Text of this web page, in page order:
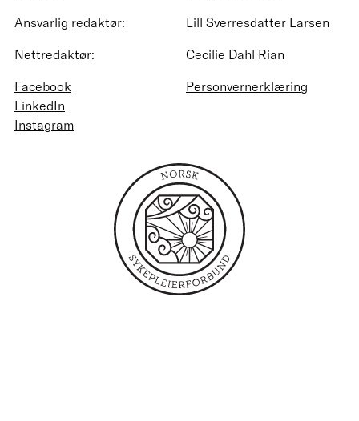
Ansvarlig redaktør:
Lill Sverresdatter Larsen
Nettredaktør:
Cecilie Dahl Rian
Facebook
LinkedIn
Instagram
Personvernerklæring